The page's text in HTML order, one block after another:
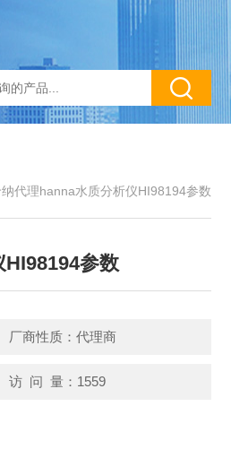
纳代理hanna水质分析仪HI98194参数
参数
厂商性质：代理商
访 问 量：1559